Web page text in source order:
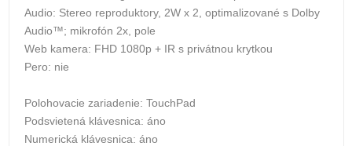
Audio: Stereo reproduktory, 2W x 2, optimalizované s Dolby
Audio™; mikrofón 2x, pole
Web kamera: FHD 1080p + IR s privátnou krytkou
Pero: nie
Polohovacie zariadenie: TouchPad
Podsvietená klávesnica: áno
Numerická klávesnica: áno